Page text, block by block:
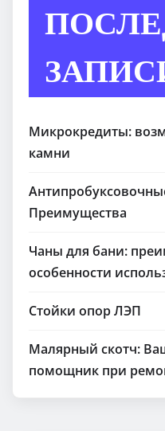
Микрокредиты:
камни
Преимущества
Чаны для бани:
особенности
Стойки опор ЛЭП
Малярный скотч:
помощник при